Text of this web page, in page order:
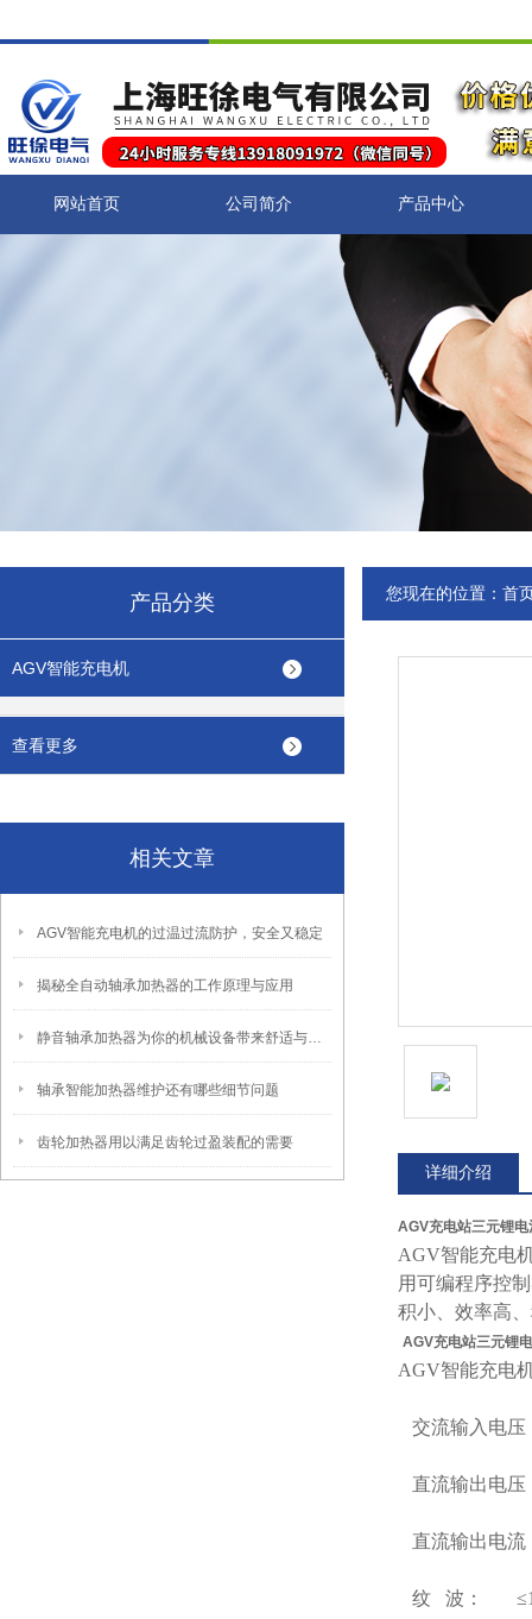
网站首页 公司简介 产品中心
产品分类
AGV智能充电机
查看更多
相关文章
AGV智能充电机的过温过流防护，安全又稳定
揭秘全自动轴承加热器的工作原理与应用
静音轴承加热器为你的机械设备带来舒适与效率
轴承智能加热器维护还有哪些细节问题
齿轮加热器用以满足齿轮过盈装配的需要
您现在的位置： 首
详细介绍
AGV充电站三元锂
AGV智能充电
用可编程序控
积小、效率高
AGV充电站三元锂
AGV智能充电
交流输入电
直流输出电压
直流输出电流
纹 波：